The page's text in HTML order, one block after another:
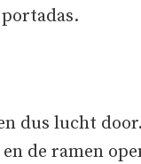
dus lucht
de ramen